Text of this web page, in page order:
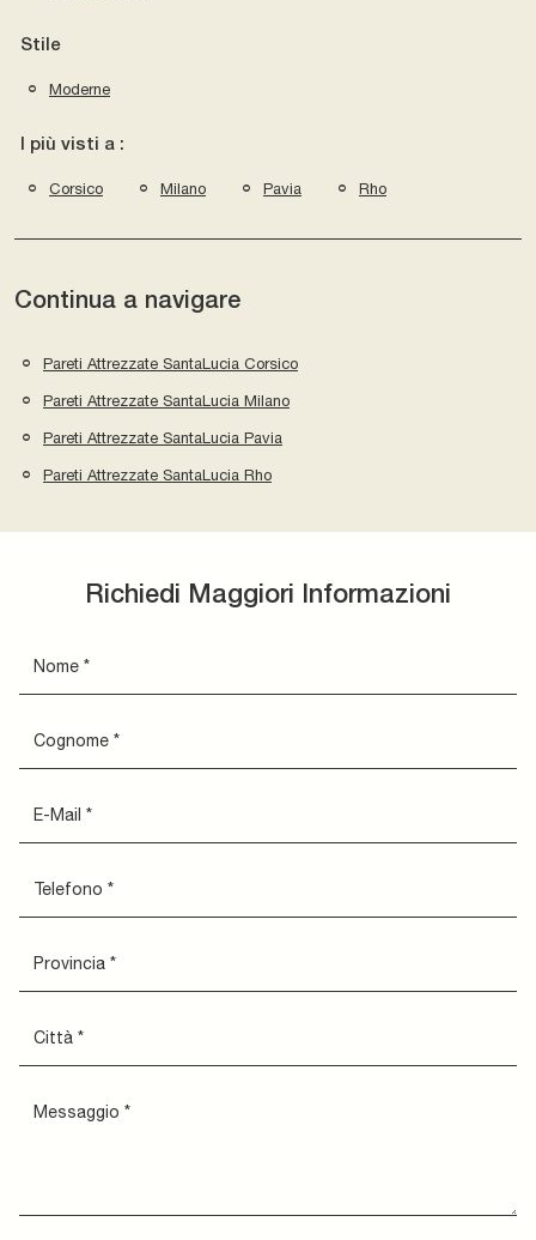
Stile
Moderne
I più visti a :
Corsico Milano Pavia Rho
Continua a navigare
Pareti Attrezzate SantaLucia Corsico
Pareti Attrezzate SantaLucia Milano
Pareti Attrezzate SantaLucia Pavia
Pareti Attrezzate SantaLucia Rho
Richiedi Maggiori Informazioni